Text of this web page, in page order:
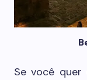
Se você quer